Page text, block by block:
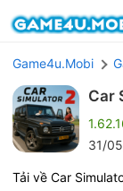
Game4u.Mobi
Car
31/
Tải về Car